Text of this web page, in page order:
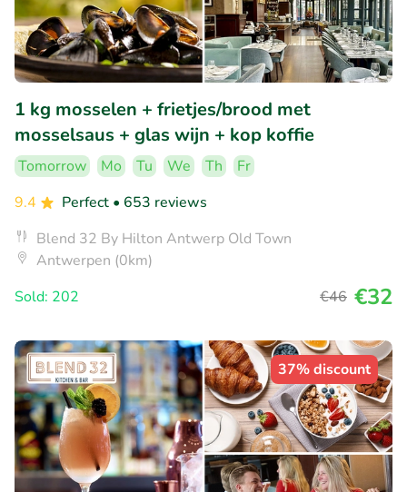
1 kg mosselen + frietjes/brood met
mosselsaus + glas wijn + kop koffie
Tomorrow Mo Tu We Th
Fr
9.4
Perfect • 653 reviews
Blend 32 By Hilton Antwerp Old Town
Antwerpen (0km)
Sold: 202
€46 €32
37% discount